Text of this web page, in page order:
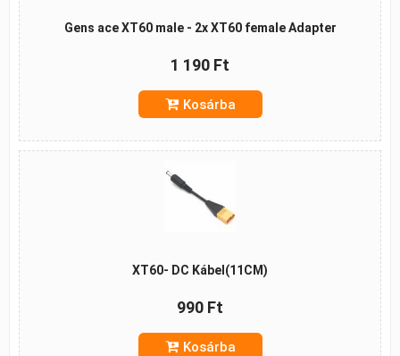
Gens ace XT60 male - 2x XT60 female Adapter
1 190 Ft
Kosárba
XT60- DC Kábel(11CM)
990 Ft
Kosárba